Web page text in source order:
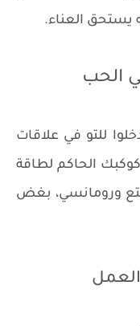
يستحق العناء.
الحب
للتو في علاقات
الحاكم لطاقة
ورومانسي، بغض